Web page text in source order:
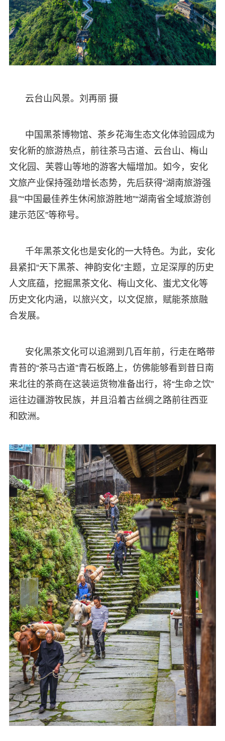
云台山风景。刘再丽 摄
中国黑茶博物馆、茶乡花海生态文化体验园成为
安化新的旅游热点，前往茶马古道、云台山、梅山
文化园、芙蓉山等地的游客大幅增加。如今，安化
文旅产业保持强劲增长态势，先后获得“湖南旅游强
县”“中国最佳养生休闲旅游胜地”“湖南省全域旅游创
建示范区”等称号。
千年黑茶文化也是安化的一大特色。为此，安化
县紧扣“天下黑茶、神韵安化”主题，立足深厚的历史
人文底蕴，挖掘黑茶文化、梅山文化、蚩尤文化等
历史文化内涵，以旅兴文，以文促旅，赋能茶旅融
合发展。
安化黑茶文化可以追溯到几百年前，行走在略带
青苔的“茶马古道”青石板路上，仿佛能够看到昔日南
来北往的茶商在这装运货物准备出行，将“生命之饮”
运往边疆游牧民族，并且沿着古丝绸之路前往西亚
和欧洲。